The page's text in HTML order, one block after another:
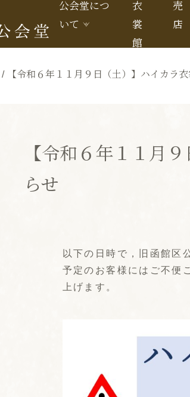
公会堂につ
いて
衣
裳
館
売
店
【令和６年１１月９日（土）】ハイカラ
【令和６年１１月
らせ
以下の日時で，旧函館区
予定のお客様にはご不便
上げます。